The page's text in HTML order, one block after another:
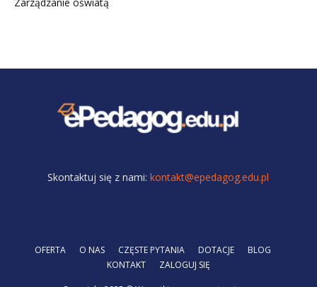
Zarządzanie oświatą
Skontaktuj się z nami:kontakt@epedagog.edu.pl
OFERTA O NAS CZĘSTE PYTANIA DOTACJE
BLOG
KONTAKT
ZALOGUJ SIĘ